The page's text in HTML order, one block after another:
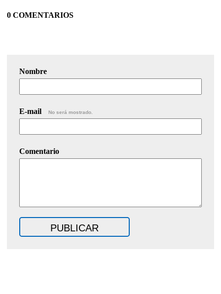
0 COMENTARIOS
Nombre
E-mail No será mostrado.
Comentario